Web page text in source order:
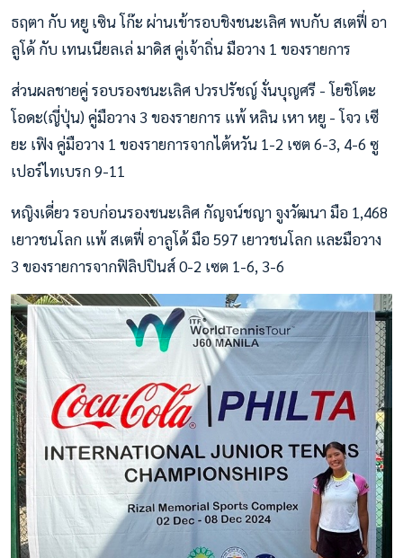
ธฤตา กับ หยู เซิน โก๊ะ ผ่านเข้ารอบชิงชนะเลิศ พบกับ สเตฟี่ อา
ลูโด้ กับ เทนเนียลเล่ มาดิส คู่เจ้าถิ่น มือวาง 1 ของรายการ
ส่วนผลชายคู่ รอบรองชนะเลิศ ปวรปรัชญ์ งั่นบุญศรี - โยชิโตะ
โอดะ(ญี่ปุ่น) คู่มือวาง 3 ของรายการ แพ้ หลิน เหา หยู - โจว เซี
ยะ เฟิง คู่มือวาง 1 ของรายการจากไต้หวัน 1-2 เซต 6-3, 4-6 ซู
เปอร์ไทเบรก 9-11
หญิงเดี่ยว รอบก่อนรองชนะเลิศ กัญจน์ชญา จูงวัฒนา มือ 1,468
เยาวชนโลก แพ้ สเตฟี่ อาลูโด้ มือ 597 เยาวชนโลก และมือวาง
3 ของรายการจากฟิลิปปินส์ 0-2 เซต 1-6, 3-6